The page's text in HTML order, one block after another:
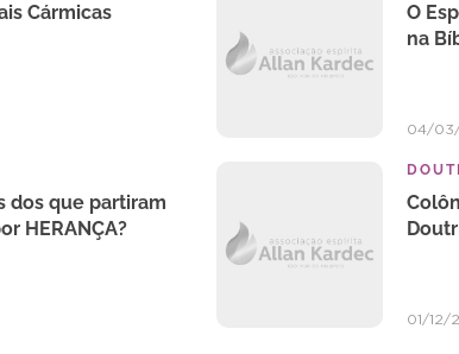
Cármicas
O
na
04/
dos que partiram
HERANÇA?
01/12/